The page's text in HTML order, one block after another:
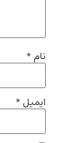
نام*
ایمیل*